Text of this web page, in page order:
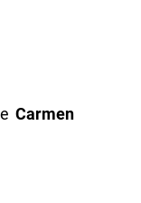
Carmen